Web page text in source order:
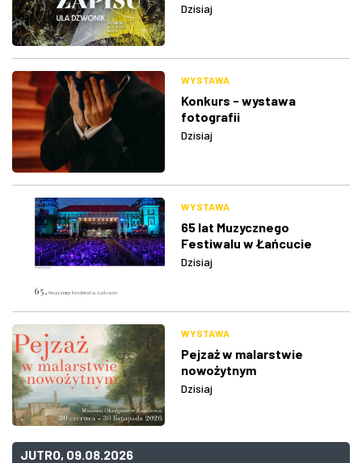
Dzisiaj
WYSTAWA
Konkurs - wystawa
fotografii
Dzisiaj
WYSTAWA
65 lat Muzycznego
Festiwalu w Łańcucie
Dzisiaj
WYSTAWA
Pejzaż w malarstwie
nowożytnym
Dzisiaj
JUTRO, 09.08.2026